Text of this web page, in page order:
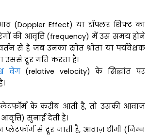
(Doppler Effect) या डॉपलर शिफ्ट का
की आवृत्ति (frequency) में उस समय होने
से है जब उनका स्रोत श्रोता या पर्यवेक्षक
उससे दूर गति करता है।
वेग(relative velocity) के सिद्धांत पर
के करीब आती है, तो उसकी आवाज़
सुनाई देती है।
प्लेटफॉर्म से दूर जाती है, आवाज़ धीमी (निम्न